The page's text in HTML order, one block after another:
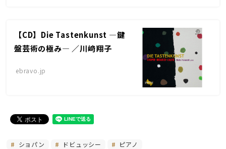
【CD】Die Tastenkunst ―鍵
盤芸術の極み― ／川﨑翔子
ebravo.jp
ショパン ドビュッシー
ピアノ